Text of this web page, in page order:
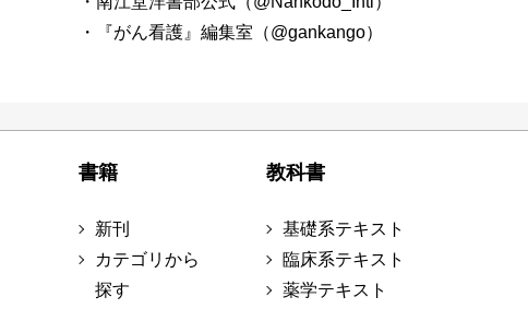
・『がん看護』編集室（@gankango）
書籍
新刊
カテゴリから
探す
教科書
基礎系テキスト
臨床系テキスト
薬学テキスト